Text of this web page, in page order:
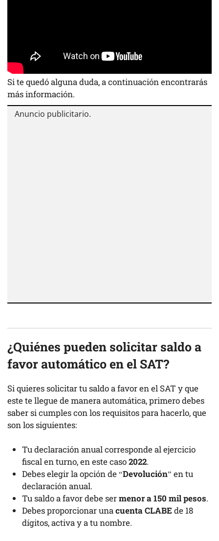
Si te quedó alguna duda, a continuación encontrarás
más información.
¿Quiénes pueden solicitar saldo a
favor automático en el SAT?
Si quieres solicitar tu saldo a favor en el SAT y que
este te llegue de manera automática, primero debes
saber si cumples con los requisitos para hacerlo, que
son los siguientes:
Tu declaración anual corresponde al ejercicio
fiscal en turno, en este caso2022.
Debes elegir la opción de “Devolución” en tu
declaración anual.
Tu saldo a favor debe sermenor a 150 mil pesos.
Debes proporcionar unacuenta CLABE de 18
dígitos, activa y a tu nombre.